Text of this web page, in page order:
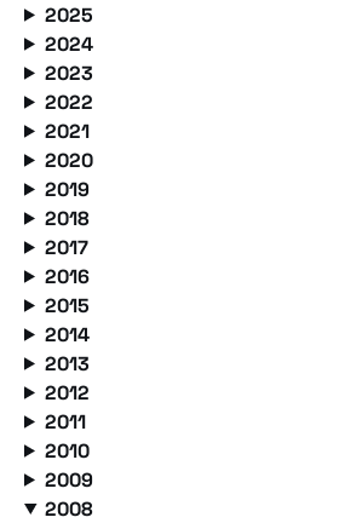
2025
2024
2023
2022
2021
2020
2019
2018
2017
2016
2015
2014
2013
2012
2011
2010
2009
2008